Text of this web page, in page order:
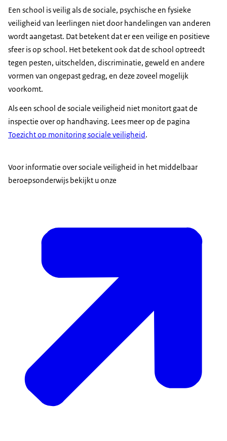
Een school is veilig als de sociale, psychische en fysieke
veiligheid van leerlingen niet door handelingen van anderen
wordt aangetast. Dat betekent dat er een veilige en positieve
sfeer is op school. Het betekent ook dat de school optreedt
tegen pesten, uitschelden, discriminatie, geweld en andere
vormen van ongepast gedrag, en deze zoveel mogelijk
voorkomt.
Als een school de sociale veiligheid niet monitort gaat de
inspectie over op handhaving. Lees meer op de pagina
Toezicht op monitoring sociale veiligheid.
Voor informatie over sociale veiligheid in het middelbaar
beroepsonderwijs bekijkt u onze